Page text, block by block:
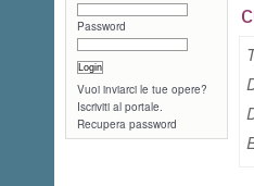
Password
Vuoi inviarci le tue opere?
Iscriviti al portale.
Recupera password